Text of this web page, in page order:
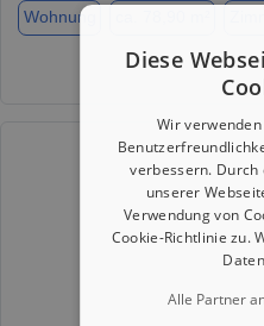
Wohnung
Diese
Wir
verbessern.
unserer
Verwendung von
Cookie-Richtlinie zu.
Alle Partner